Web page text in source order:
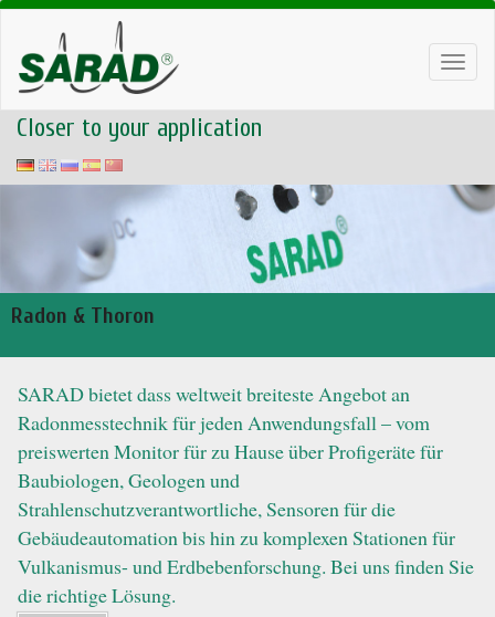
Closer to your application
Radon & Thoron
SARAD bietet dass weltweit breiteste Angebot an
Radonmesstechnik für jeden Anwendungsfall – vom
preiswerten Monitor für zu Hause über Profigeräte für
Baubiologen, Geologen und
Strahlenschutzverantwortliche, Sensoren für die
Gebäudeautomation bis hin zu komplexen Stationen für
Vulkanismus- und Erdbebenforschung. Bei uns finden Sie
die richtige Lösung.